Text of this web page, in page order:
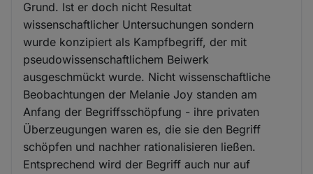
Grund. Ist er doch nicht Resultat
wissenschaftlicher Untersuchungen sondern
wurde konzipiert als Kampfbegriff, der mit
pseudowissenschaftlichem Beiwerk
ausgeschmückt wurde. Nicht wissenschaftliche
Beobachtungen der Melanie Joy standen am
Anfang der Begriffsschöpfung - ihre privaten
Überzeugungen waren es, die sie den Begriff
schöpfen und nachher rationalisieren ließen.
Entsprechend wird der Begriff auch nur auf